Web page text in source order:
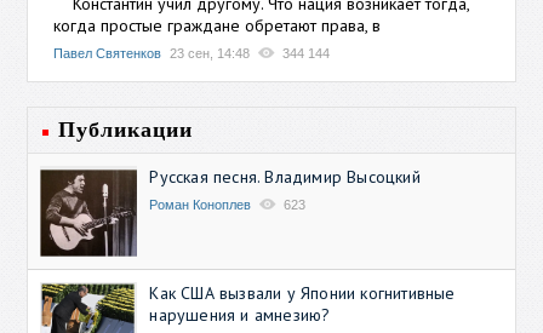
когда простые граждане обретают права, в
Павел Святенков 23 сен, 14:48 344 144
Публикации
Русская песня. Владимир Высоцкий
Роман Коноплев 623
Как США вызвали у Японии когнитивные
нарушения и амнезию?